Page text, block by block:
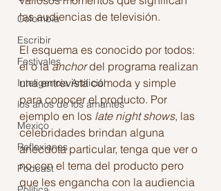
Colombia
Escribir
Festivales
Inteligencia Artificial
los años de los amantes
Mexico
Reflexiones
Podcast
las audiencias de televisión.
El esquema es conocido por todos:
el o la anchor del programa realizan
una entrevista cómoda y simple
para conocer el producto. Por
ejemplo en los late night shows, las
celebridades brindan alguna
anécdota particular, tenga que ver o
no con el tema del producto pero
que les engancha con la audiencia